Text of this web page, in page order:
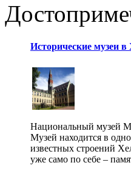
Исторические музеи в
Национальный музей
Музей находится в
известных строений
уже само по себе –